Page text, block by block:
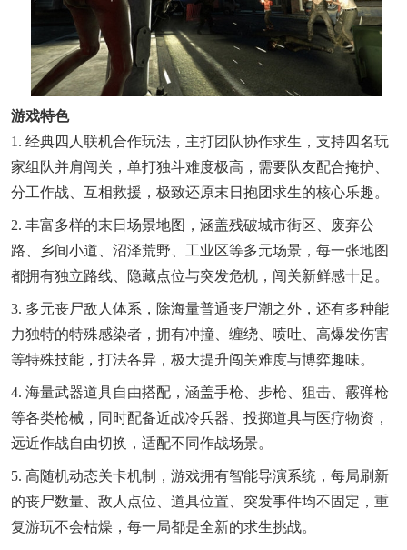
游戏特色
1. 经典四人联机合作玩法，主打团队协作求生，支持四名玩
家组队并肩闯关，单打独斗难度极高，需要队友配合掩护、
分工作战、互相救援，极致还原末日抱团求生的核心乐趣。
2. 丰富多样的末日场景地图，涵盖残破城市街区、废弃公
路、乡间小道、沼泽荒野、工业区等多元场景，每一张地图
都拥有独立路线、隐藏点位与突发危机，闯关新鲜感十足。
3. 多元丧尸敌人体系，除海量普通丧尸潮之外，还有多种能
力独特的特殊感染者，拥有冲撞、缠绕、喷吐、高爆发伤害
等特殊技能，打法各异，极大提升闯关难度与博弈趣味。
4. 海量武器道具自由搭配，涵盖手枪、步枪、狙击、霰弹枪
等各类枪械，同时配备近战冷兵器、投掷道具与医疗物资，
远近作战自由切换，适配不同作战场景。
5. 高随机动态关卡机制，游戏拥有智能导演系统，每局刷新
的丧尸数量、敌人点位、道具位置、突发事件均不固定，重
复游玩不会枯燥，每一局都是全新的求生挑战。